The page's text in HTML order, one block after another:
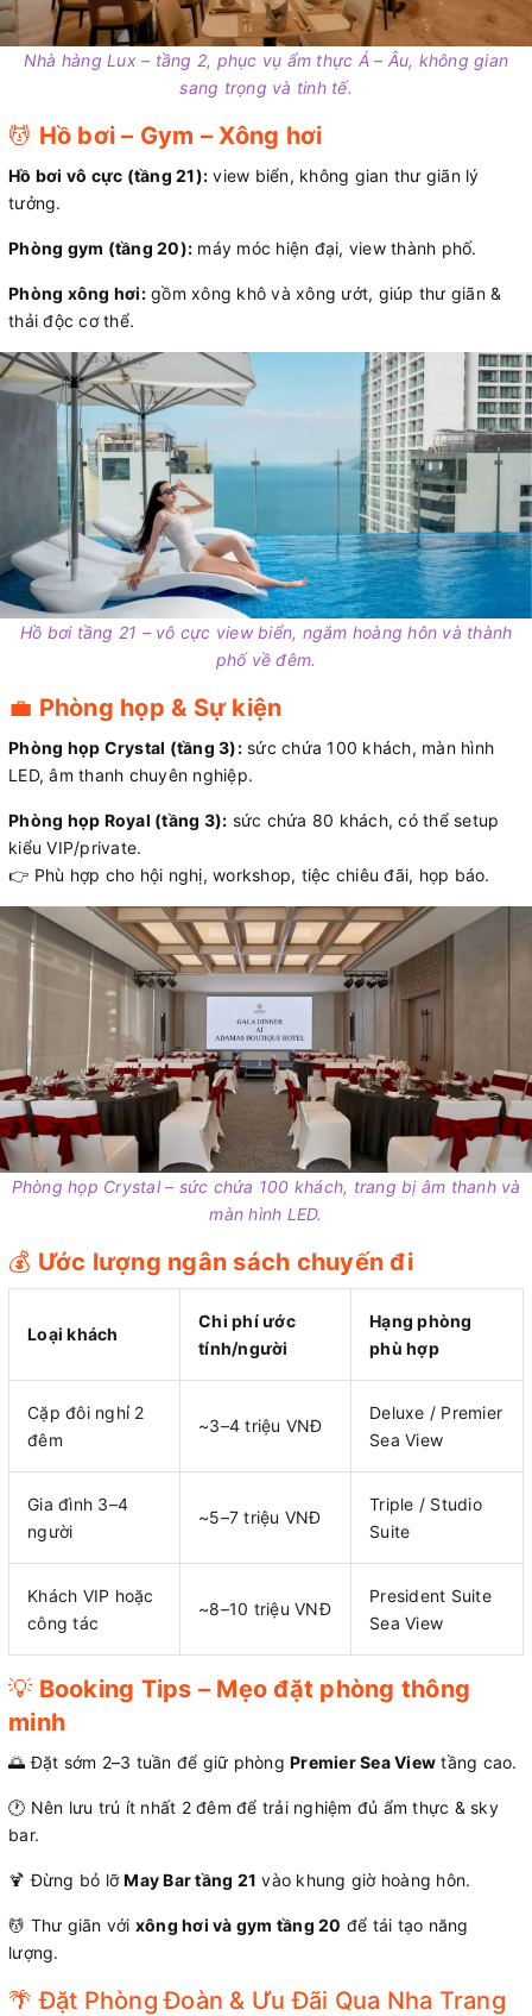
Nhà hàng Lux – tầng 2, phục vụ ẩm thực Á – Âu, không gian
sang trọng và tinh tế.
💆 Hồ bơi – Gym – Xông hơi
Hồ bơi vô cực (tầng 21): view biển, không gian thư giãn lý
tưởng.
Phòng gym (tầng 20): máy móc hiện đại, view thành phố.
Phòng xông hơi:gồm xông khô và xông ướt, giúp thư giãn &
thải độc cơ thể.
Hồ bơi tầng 21 – vô cực view biển, ngắm hoàng hôn và thành
phố về đêm.
💼 Phòng họp & Sự kiện
Phòng họp Crystal (tầng 3):sức chứa 100 khách, màn hình
LED, âm thanh chuyên nghiệp.
Phòng họp Royal (tầng 3): sức chứa 80 khách, có thể setup
kiểu VIP/private.
👉 Phù hợp cho hội nghị, workshop, tiệc chiêu đãi, họp báo.
Phòng họp Crystal – sức chứa 100 khách, trang bị âm thanh và
màn hình LED.
💰 Ước lượng ngân sách chuyến đi
Loại khách
Chi phí ước
tính/người
Hạng phòng
phù hợp
Cặp đôi nghỉ 2
đêm
~3–4 triệu VNĐ
Deluxe / Premier
Sea View
Gia đình 3–4
người
~5–7 triệu VNĐ
Triple / Studio
Suite
Khách VIP hoặc
công tác
~8–10 triệu VNĐ
President Suite
Sea View
💡 Booking Tips – Mẹo đặt phòng thông
minh
🌅 Đặt sớm 2–3 tuần để giữ phòng Premier Sea View tầng cao.
🕐 Nên lưu trú ít nhất 2 đêm để trải nghiệm đủ ẩm thực & sky
bar.
🍹 Đừng bỏ lỡMay Bar tầng 21 vào khung giờ hoàng hôn.
💆 Thư giãn với xông hơi và gym tầng 20 để tái tạo năng
lượng.
🌴 Đặt Phòng Đoàn & Ưu Đãi Qua Nha Trang